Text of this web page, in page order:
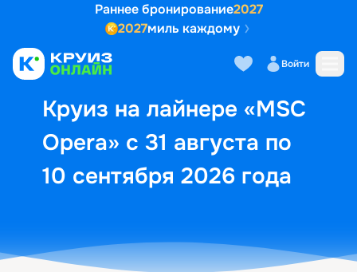
Раннее бронирование2027
2027миль каждому
Войти
Круиз на лайнере «MSC
Opera» с 31 августа по
10 сентября 2026 года
Выбор кают Маршрут и